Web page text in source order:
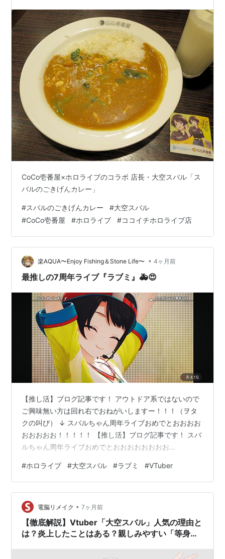
CoCo壱番屋×ホロライブのコラボ 店長・大空スバル「ス
バルのごきげんカレー」
#スバルのごきげんカレー #大空スバル
#CoCo壱番屋 #ホロライブ #ココイチホロライブ店
楽AQUA〜Enjoy Fishing＆Stone Life〜 • 4ヶ月前
最推しの7周年ライブ『ラブミ』🚑️😍
【推し活】ブログ記事です！ アウトドア系ではないので
ご興味無い方は回れ右でおねがいしますー！！！（ヲタ
クの叫び） ↓ スバルちゃん周年ライブおめでとおおおお
おおおおお！！！！！ 【推し活】ブログ記事です！ スバ
ルちゃん周年ライブおめでとおおおおおおおお
ぎんか アイドル衣装もビジュ良！！ 帽子が取れるように
なりました スバ友で溢れかえってる ロングヘアー素晴ら
しい アヒージョが… 衣装チェーーーンジ！ バトンパー
ト！ rayで涙でた ド珍大集合！！！ スターライトだぁぁ
ぁぁぁ！！😭😭😭 タイトル回収！！回収！回収！！ 最
高にエネルギー貰えた1…
#ホロライブ #大空スバル #ラブミ #VTuber
電脳リメイク • 7ヶ月前
【徹底解説】Vtuber「大空スバル」人気の理由と
は？炎上したことはある？親しみやすい「等身